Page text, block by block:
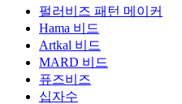
펄러비즈 패턴 메이커
Hama 비드
Artkal 비드
MARD 비드
퓨즈비즈
십자수